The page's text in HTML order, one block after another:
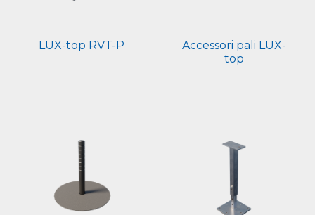
LUX-top RVT-P
Accessori pali LUX-
top